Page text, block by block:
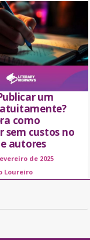
um
como
sem custos no
autores
de 2025
Loureiro